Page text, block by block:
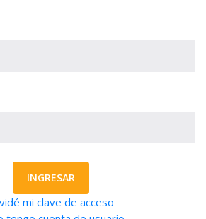
INGRESAR
mi clave de acceso